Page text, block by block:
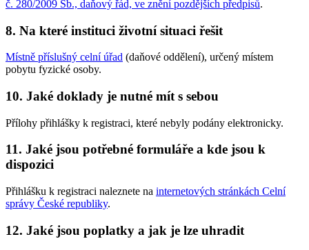
č. 280/2009 Sb., daňový řád, ve znění pozdějších předpisů.
8. Na které instituci životní situaci řešit
Místně příslušný celní úřad (daňové oddělení), určený místem
pobytu fyzické osoby.
10. Jaké doklady je nutné mít s sebou
Přílohy přihlášky k registraci, které nebyly podány elektronicky.
11. Jaké jsou potřebné formuláře a kde jsou k
dispozici
Přihlášku k registraci naleznete na internetových stránkách Celní
správy České republiky.
12. Jaké jsou poplatky a jak je lze uhradit